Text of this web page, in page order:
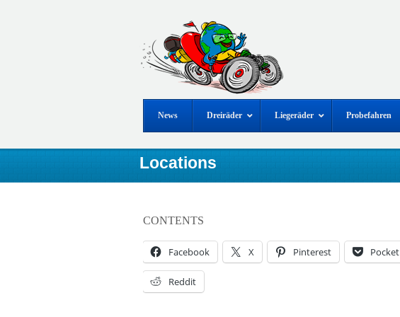
News Dreiräder Liegeräder Probefahren
Locations
CONTENTS
Facebook X Pinterest Pocket
Reddit